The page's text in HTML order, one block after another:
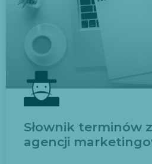
Słownik terminów
agencji